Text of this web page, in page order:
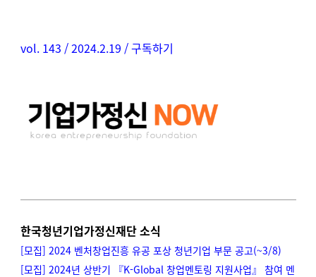
vol. 143 / 2024.2.19 /구독하기
한국청년기업가정신재단 소식
[모집] 2024 벤처창업진흥 유공 포상 청년기업 부문 공고(~3/8)
[모집] 2024년 상반기 『K-Global 창업멘토링 지원사업』 참여 멘